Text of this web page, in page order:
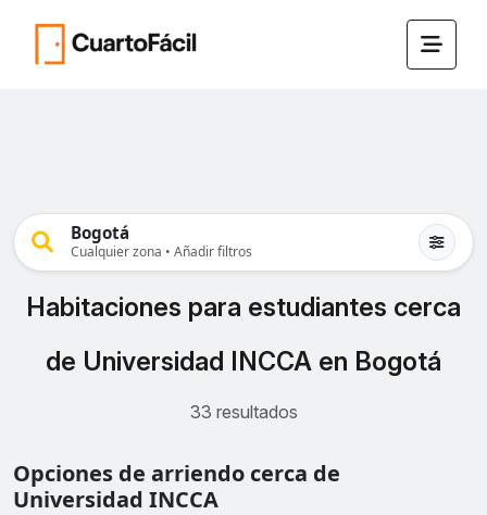
Bogotá
Cualquier zona • Añadir filtros
Habitaciones para estudiantes cerca
de Universidad INCCA en Bogotá
33 resultados
Opciones de arriendo cerca de
Universidad INCCA